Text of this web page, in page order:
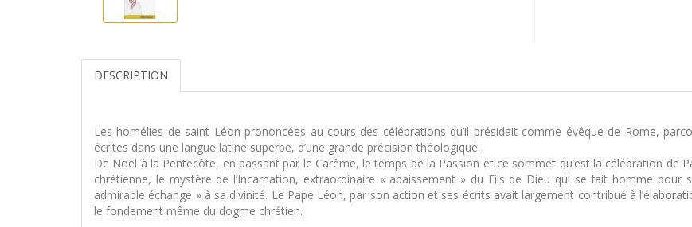
DESCRIPTION
Les homélies de saint Léon prononcées au cours des célébrations qu’il présidait comme évêque de Rome,
écrites dans une langue latine superbe, d’une grande précision théologique.
De Noël à la Pentecôte, en passant par le Carême, le temps de la Passion et ce sommet qu’est la célébration de
chrétienne, le mystère de l’Incarnation, extraordinaire « abaissement » du Fils de Dieu qui se fait homme
admirable échange » à sa divinité. Le Pape Léon, par son action et ses écrits avait largement contribué à
le fondement même du dogme chrétien.